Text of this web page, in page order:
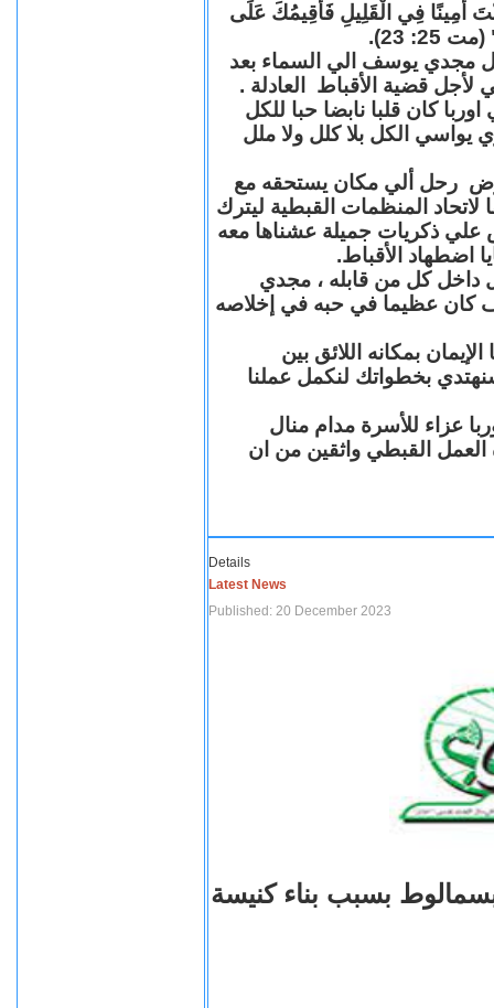
أَمِينًا فِي الْقَلِيلِ فَأُقِيمُكَ عَلَى
23).
مجدي يوسف الي السماء بعد
قضية الأقباط العادلة .
كان قلبا نابضا حبا للكل
يواسي الكل بلا كلل ولا ملل
رحل ألي مكان يستحقه مع
المنظمات القبطية ليترك
علي ذكريات جميلة عشناها معه
اضطهاد الأقباط.
داخل كل من قابله ، مجدي
عظيما في حبه في إخلاصه
بمكانه اللائق بين
بخطواتك لنكمل عملنا
عزاء للأسرة مدام منال
العمل القبطي واثقين من ان
Details
Latest News
Published: 20 December 2023
بسبب بناء كنيسة